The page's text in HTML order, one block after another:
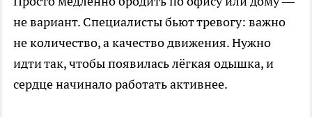
не вариант. Специалисты бьют тревогу: важно
не количество, а качество движения. Нужно
идти так, чтобы появилась лёгкая одышка, и
сердце начинало работать активнее.